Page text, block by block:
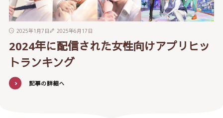
2025年1月7日 2025年6月17日
2024年に配信された女性向けアプリヒッ
トランキング
記事の詳細へ